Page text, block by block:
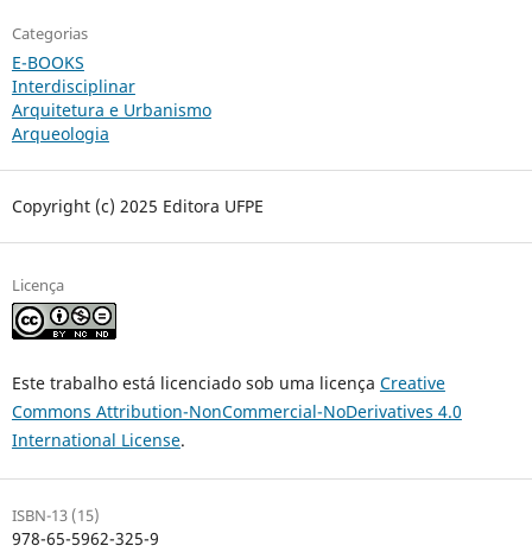
Categorias
E-BOOKS
Interdisciplinar
Arquitetura e Urbanismo
Arqueologia
Copyright (c) 2025 Editora UFPE
Licença
Este trabalho está licenciado sob uma licença Creative
Commons Attribution-NonCommercial-NoDerivatives 4.0
International License.
ISBN-13 (15)
978-65-5962-325-9